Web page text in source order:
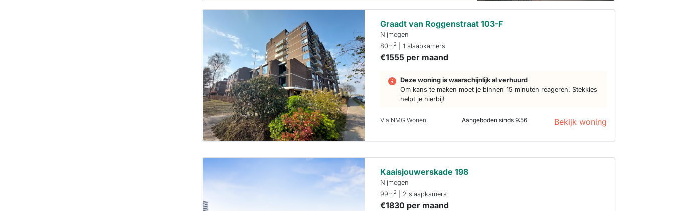
Graadt van Roggenstraat 103-F
Nijmegen
80m2 | 1 slaapkamers
€1555 per maand
Deze woning is waarschijnlijk al verhuurd
Om kans te maken moet je binnen 15 minuten reageren. Stekkies
helpt je hierbij!
Via NMG Wonen Aangeboden sinds 9:56 Bekijk woning
Kaaisjouwerskade 198
Nijmegen
99m2 | 2 slaapkamers
€1830 per maand